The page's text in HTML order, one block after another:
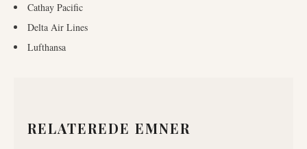
Cathay Pacific
Delta Air Lines
Lufthansa
RELATEREDE EMNER